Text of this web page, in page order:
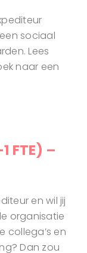
sociaal
Lees
naar een
FTE) –
en wil jij
organisatie
collega’s en
Dan zou